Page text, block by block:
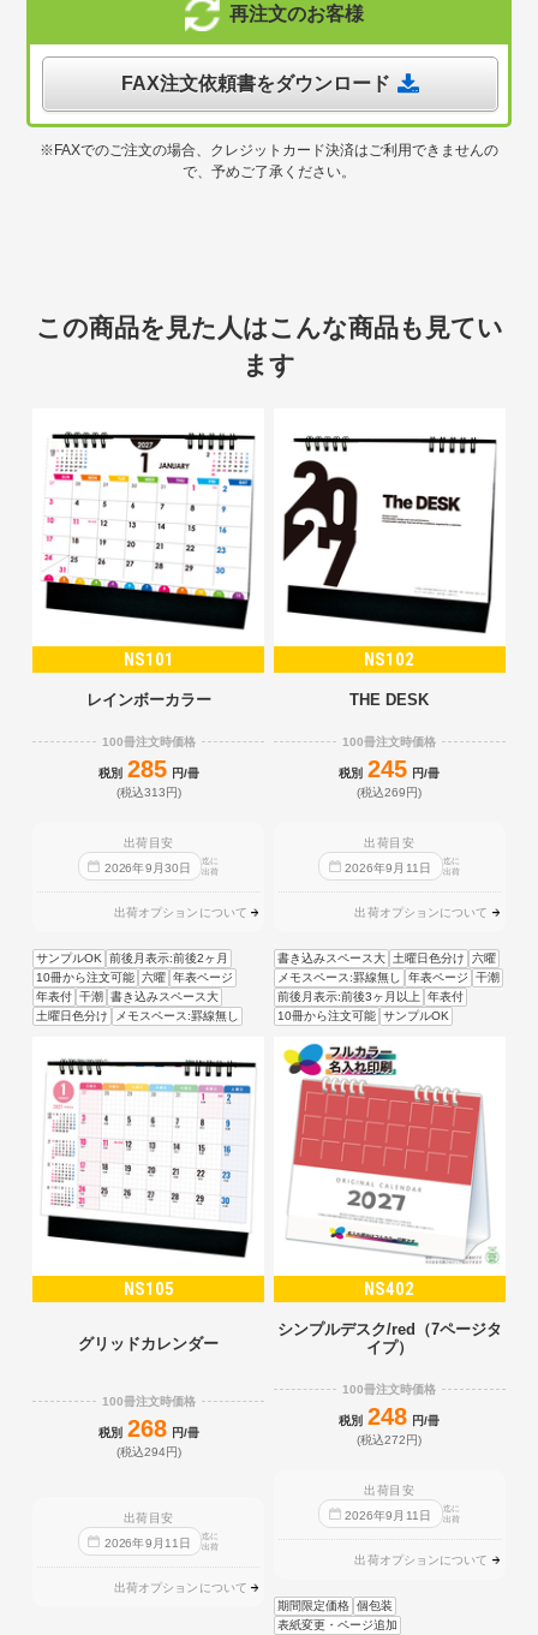
再注文のお客様
FAX注文依頼書をダウンロード
※FAXでのご注文の場合、クレジットカード決済はご利用できませんの
で、予めご了承ください。
この商品を見た人はこんな商品も見てい
ます
NS101
レインボーカラー
100冊注文時価格
税別 285 円/冊
(税込313円)
出荷目安
2026年9 月30 日
迄に
出荷
出荷オプションについて
サンプルOK 前後月表示:前後2ヶ月
10冊から注文可能 六曜 年表ページ
年表付 干潮 書き込みスペース大
土曜日色分け
メモスペース:罫線無し
NS102
THE DESK
100冊注文時価格
税別 245 円/冊
(税込269円)
出荷目安
2026年9 月 11 日
迄に
出荷
出荷オプションについて
書き込みスペース大 土曜日色分け
六曜
メモスペース:罫線無し
年表ページ
干潮
前後月表示:前後3ヶ月以上 年表付
10冊から注文可能 サンプルOK
NS105
グリッドカレンダー
100冊注文時価格
税別 268 円/冊
(税込294円)
出荷目安
2026年9 月 11 日
迄に
出荷
出荷オプションについて
NS402
シンプルデスク/red（7ページタ
イプ）
100冊注文時価格
税別 248 円/冊
(税込272円)
出荷目安
2026年9 月 11 日
迄に
出荷
出荷オプションについて
期間限定価格 個包装
表紙変更・ページ追加